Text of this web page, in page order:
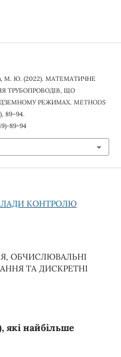
М. Ю. (2022). МАТЕМАТИЧНЕ
ТРУБОПРОВОДІВ, ЩО
РЕЖИМАХ. METHODS
89–94.
89-94
КОНТРОЛЮ
ОБЧИСЛЮВАЛЬНІ
ТА ДИСКРЕТНІ
які найбільше